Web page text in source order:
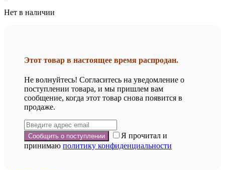
Нет в наличии
Этот товар в настоящее время распродан.
Не волнуйтесь! Согласитесь на уведомление о
поступлении товара, и мы пришлем вам
сообщение, когда этот товар снова появится в
продаже.
Я прочитал и
принимаю политику конфиденциальности